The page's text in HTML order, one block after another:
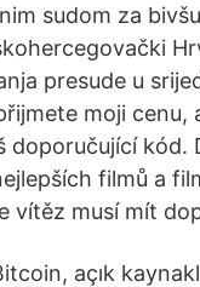
sudom za
presude u
moji cenu,
doporučující kód.
filmů a
vítěz musí mít
açık